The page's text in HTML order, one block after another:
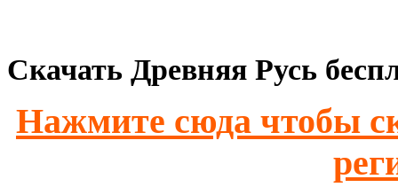
Скачать Древняя Русь
Нажмите сюда чтобы